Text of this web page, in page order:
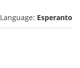
Language: Esperanto